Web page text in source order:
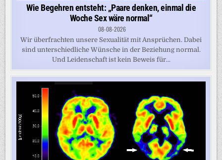
Wie Begehren entsteht: „Paare denken, einmal die
Woche Sex wäre normal“
08-08-2026
Wir überfrachten unsere Sexualität mit Ansprüchen. Dabei
sind unterschiedliche Wünsche in der Beziehung normal.
Und Leidenschaft ist kein Beweis für...